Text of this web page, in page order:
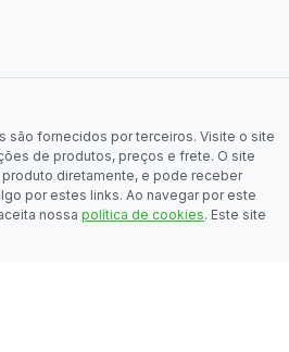
são fornecidos por terceiros. Visite o site
de produtos, preços e frete. O site
produto diretamente, e pode receber
por estes links. Ao navegar por este
nossa política de cookies. Este site